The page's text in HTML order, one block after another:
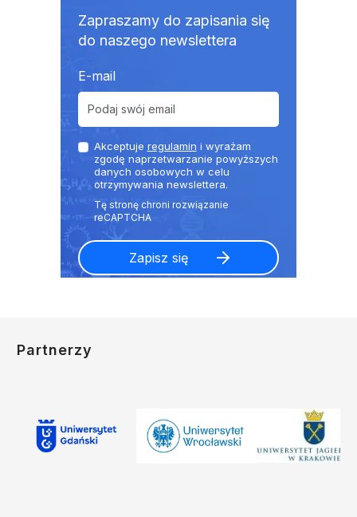
Zapraszamy do zapisania się
do naszego newslettera
E-mail
Akceptuje regulamin i wyrażam
zgodę naprzetwarzanie powyższych
danych osobowych w celu
otrzymywania newslettera.
Partnerzy